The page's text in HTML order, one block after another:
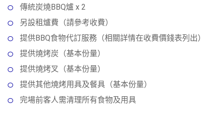
傳統炭燒BBQ爐 x 2
另設租爐費（請參考收費）
提供BBQ食物代訂服務（相關詳情在收費價錢表列出）
提供燒烤炭（基本份量）
提供燒烤叉（基本份量）
提供其他燒烤用具及餐具（基本份量）
完場前客人需清理所有食物及用具